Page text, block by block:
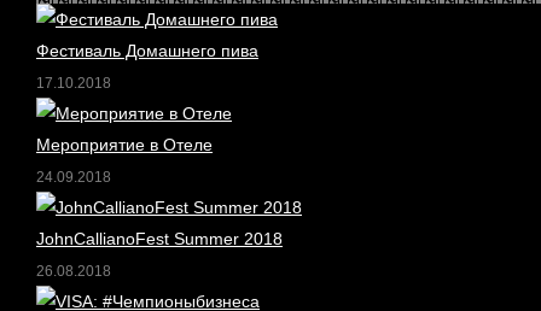
Фестиваль Домашнего пива
17.10.2018
Мероприятие в Отеле
24.09.2018
JohnCallianoFest Summer 2018
26.08.2018